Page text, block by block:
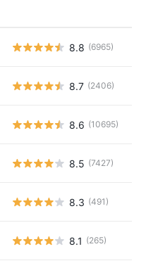
8.8 (6965)
8.7 (2406)
8.6 (10695)
8.5 (7427)
8.3 (491)
8.1 (265)